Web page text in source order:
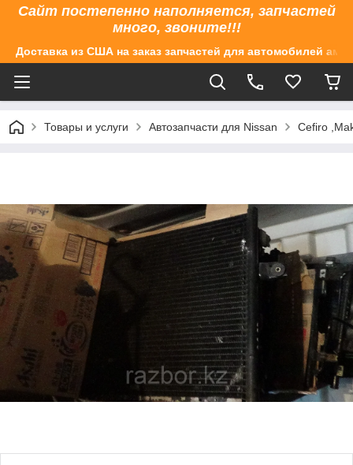
Сайт постепенно наполняется, запчастей
много, звоните!!!
Доставка из США на заказ запчастей для автомобилей
Товары и услуги Автозапчасти для Nissan Cefiro